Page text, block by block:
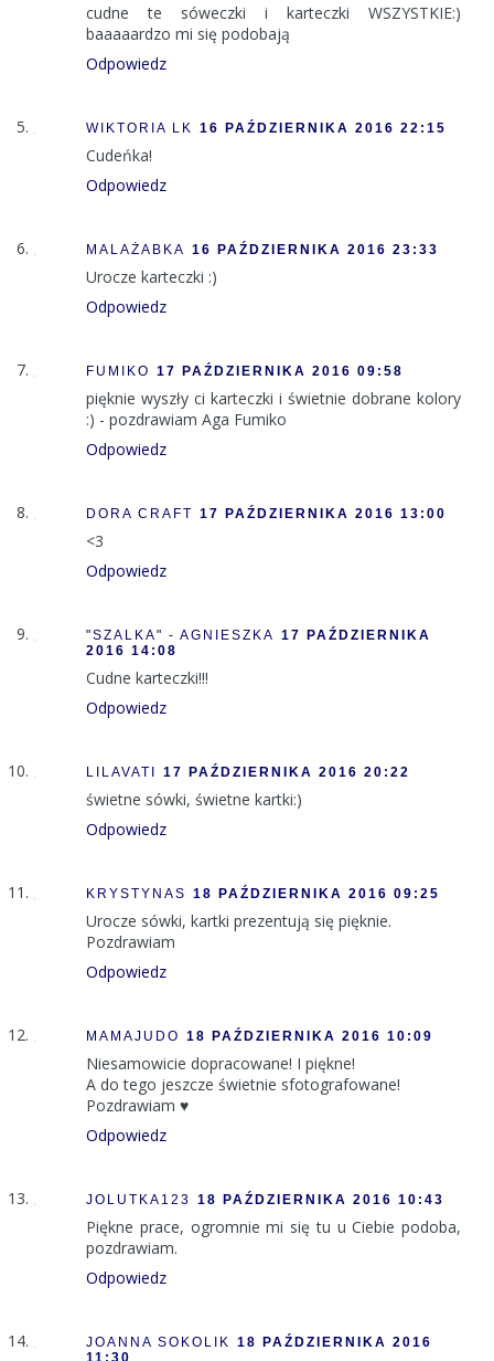
cudne te sóweczki i karteczki WSZYSTKIE:)
baaaaardzo mi się podobają
Odpowiedz
WIKTORIA LK 16 PAŹDZIERNIKA 2016 22:15
Cudeńka!
Odpowiedz
MALAŻABKA 16 PAŹDZIERNIKA 2016 23:33
Urocze karteczki :)
Odpowiedz
FUMIKO 17 PAŹDZIERNIKA 2016 09:58
pięknie wyszły ci karteczki i świetnie dobrane kolory
:) - pozdrawiam Aga Fumiko
Odpowiedz
DORA CRAFT 17 PAŹDZIERNIKA 2016 13:00
<3
Odpowiedz
"SZALKA" - AGNIESZKA 17 PAŹDZIERNIKA
2016 14:08
Cudne karteczki!!!
Odpowiedz
LILAVATI 17 PAŹDZIERNIKA 2016 20:22
świetne sówki, świetne kartki:)
Odpowiedz
KRYSTYNAS 18 PAŹDZIERNIKA 2016 09:25
Urocze sówki, kartki prezentują się pięknie.
Pozdrawiam
Odpowiedz
MAMAJUDO 18 PAŹDZIERNIKA 2016 10:09
Niesamowicie dopracowane! I piękne!
A do tego jeszcze świetnie sfotografowane!
Pozdrawiam ♥
Odpowiedz
JOLUTKA123 18 PAŹDZIERNIKA 2016 10:43
Piękne prace, ogromnie mi się tu u Ciebie podoba,
pozdrawiam.
Odpowiedz
JOANNA SOKOLIK
18 PAŹDZIERNIKA 2016
11:30